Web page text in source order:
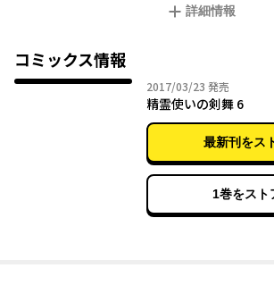
事故から学院生の少女・クレアの水浴びを覗
世界ではありえない男の精霊使いであった。
いうことで、クレアの契約精霊になるはめに
ト……。箱入りお嬢様たちの学園に放り込ま
刻印輝くエレメンタル・ファンタジー！
ァンタジーラノベをコミカライズ
詳細情報
コミックス情報
2017/03/23 2017年03月23
発売
精霊使いの剣舞 6
最新刊をス
1巻をスト